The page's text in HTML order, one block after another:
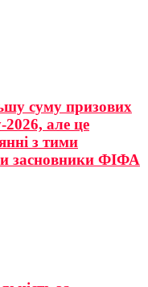
суму призових
2026, але це
з тими
засновники ФІФА